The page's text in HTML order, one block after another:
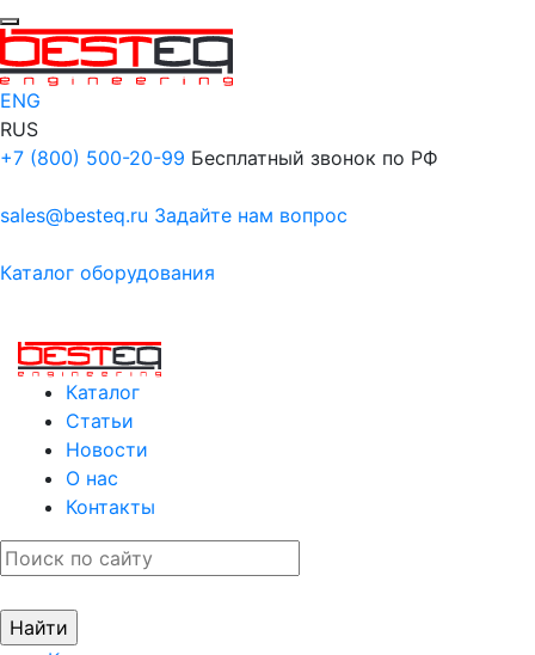
ENG
RUS
+7 (800) 500-20-99 Бесплатный звонок по РФ
sales@besteq.ru Задайте нам вопрос
Каталог оборудования
Каталог
Статьи
Новости
О нас
Контакты